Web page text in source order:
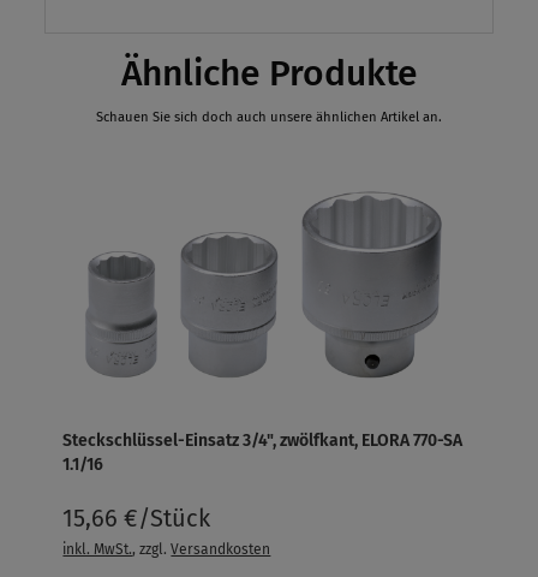
Ähnliche Produkte
Schauen Sie sich doch auch unsere ähnlichen Artikel an.
Steckschlüssel-Einsatz 3/4", zwölfkant, ELORA 770-SA
1.1/16
15,66 €/Stück
inkl. MwSt., zzgl.Versandkosten